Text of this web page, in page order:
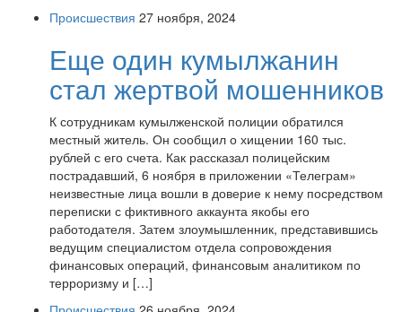
Происшествия 27 ноября, 2024
Еще один кумылжанин
стал жертвой мошенников
К сотрудникам кумылженской полиции обратился
местный житель. Он сообщил о хищении 160 тыс.
рублей с его счета. Как рассказал полицейским
пострадавший, 6 ноября в приложении «Телеграм»
неизвестные лица вошли в доверие к нему посредством
переписки с фиктивного аккаунта якобы его
работодателя. Затем злоумышленник, представившись
ведущим специалистом отдела сопровождения
финансовых операций, финансовым аналитиком по
терроризму и […]